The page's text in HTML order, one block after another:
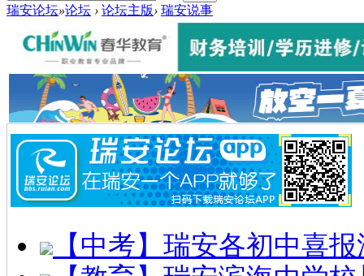
瑞安论坛»论坛 › 论坛主版› 瑞安说事
【中考】瑞安各初中喜